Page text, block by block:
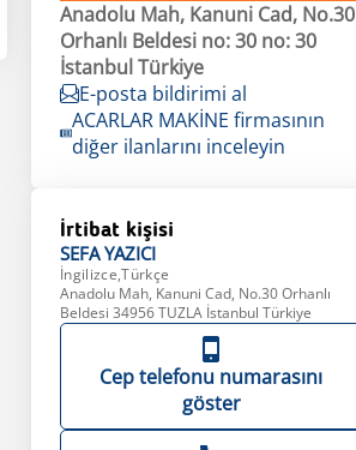
Anadolu Mah, Kanuni Cad, No.30
Orhanlı Beldesi no: 30 no: 30
İstanbul Türkiye
E-posta bildirimi al
ACARLAR MAKİNE firmasının
diğer ilanlarını inceleyin
İrtibat kişisi
SEFA YAZICI
İngilizce,Türkçe
Anadolu Mah, Kanuni Cad, No.30 Orhanlı
Beldesi 34956 TUZLA İstanbul Türkiye
Cep telefonu numarasını
göster